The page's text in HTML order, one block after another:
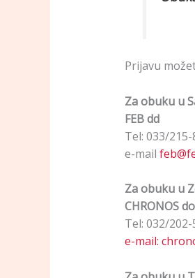
Prijavu
Za obuku u
FEB dd
Tel: 033/215-
e-mail
Za obuku u
CHRONOS
Tel: 032/202-
e-mail: